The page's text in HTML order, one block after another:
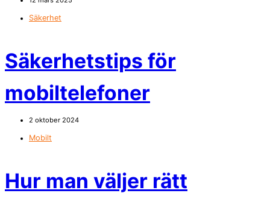
Säkerhet
Säkerhetstips för
mobiltelefoner
2 oktober 2024
Mobilt
Hur man väljer rätt